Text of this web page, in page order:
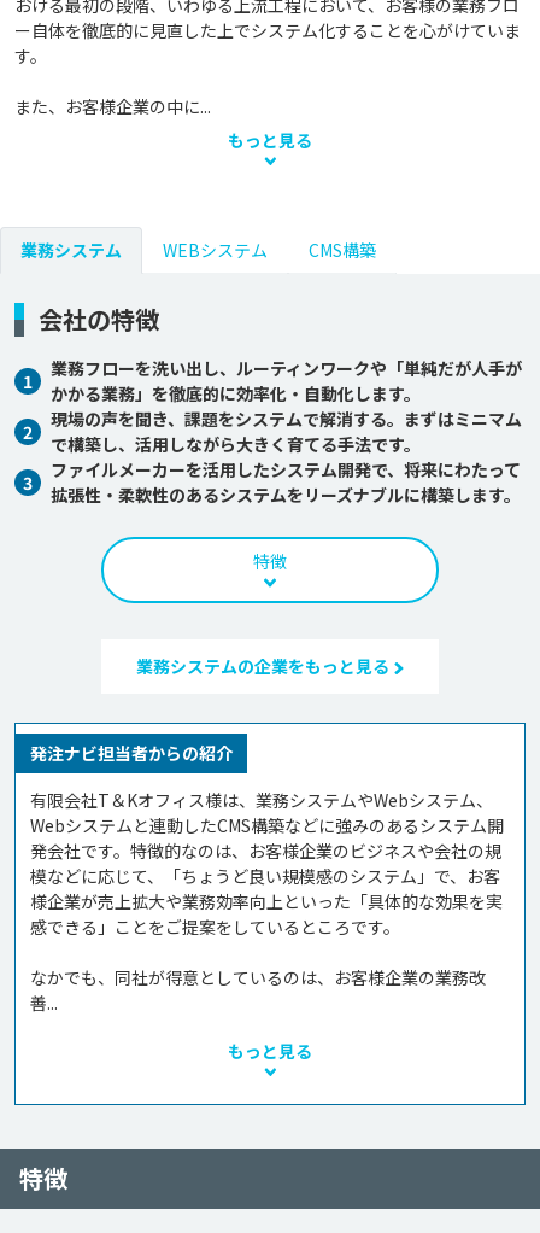
おける最初の段階、いわゆる上流工程において、お客様の業務フロ
ー自体を徹底的に見直した上でシステム化することを心がけていま
す。
また、お客様企業の中に...
もっと見る
業務システム WEBシステム CMS構築
会社の特徴
1
業務フローを洗い出し、ルーティンワークや「単純だが人手が
かかる業務」を徹底的に効率化・自動化します。
2
現場の声を聞き、課題をシステムで解消する。まずはミニマム
で構築し、活用しながら大きく育てる手法です。
3
ファイルメーカーを活用したシステム開発で、将来にわたって
拡張性・柔軟性のあるシステムをリーズナブルに構築します。
特徴
業務システムの企業をもっと見る
発注ナビ担当者からの紹介
有限会社T＆Kオフィス様は、業務システムやWebシステム、
Webシステムと連動したCMS構築などに強みのあるシステム開
発会社です。特徴的なのは、お客様企業のビジネスや会社の規
模などに応じて、「ちょうど良い規模感のシステム」で、お客
様企業が売上拡大や業務効率向上といった「具体的な効果を実
感できる」ことをご提案をしているところです。
なかでも、同社が得意としているのは、お客様企業の業務改
善...
もっと見る
特徴